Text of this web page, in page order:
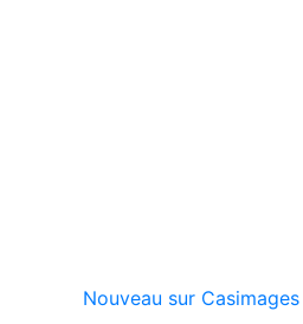
Nouveau sur